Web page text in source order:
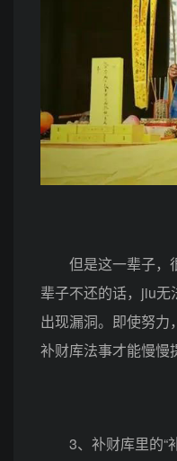
但是这一辈子，
辈子不还的话，jiu无
出现漏洞。即使努力
补财库法事才能慢慢
3、补财库里的“